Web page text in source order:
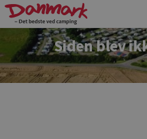
Siden blev